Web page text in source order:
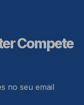
Compete
no seu email